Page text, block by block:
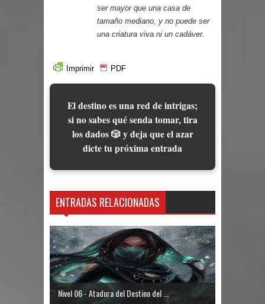
ser mayor que una casa de
tamaño mediano, y no puede ser
una criatura viva ni un cadáver.
Imprimir PDF
El destino es una red de intrigas;
si no sabes qué senda tomar, tira
los dados 🎲 y deja que el azar
dicte tu próxima entrada
ENTRADAS RELACIONADAS
Nivel 06 - Atadura del Destino del ...